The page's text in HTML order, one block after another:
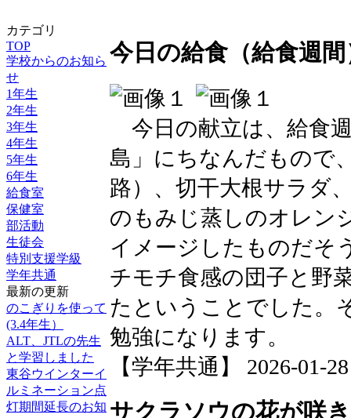
カテゴリ
TOP
学校からのお知ら
せ
1年生
2年生
3年生
4年生
5年生
6年生
給食室
保健室
部活動
生徒会
特別支援学級
学年共通
最新の更新
のこぎりを使って
(3.4年生）
ALT、JTLの先生
と学習しました
東谷ウインターイ
ルミネーション点
灯期間延長のお知
今日の給食（給食週間
今日の献立は、給食
島」にちなんだもので
路）、切干大根サラダ
のもみじ蒸しのオレン
イメージしたものだそ
チモチ食感の団子と野
たということでした。
勉強になります。
【学年共通】 2026-01-
サクラソウの花が咲